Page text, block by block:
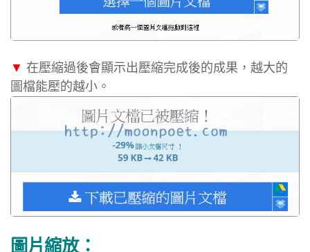
▼ 在壓縮過後會顯示出壓縮完成後的成果，越大的
圖檔能壓的越小。
圖片縮放：